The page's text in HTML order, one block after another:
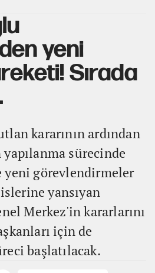
yeni
Sırada
kararının ardından
sürecinde
yeni görevlendirmeler
yansıyan
Merkez'in kararlarını
için de
başlatılacak.